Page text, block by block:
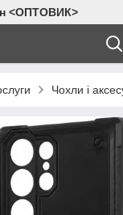
<ОПТОВИК>
Чохли і